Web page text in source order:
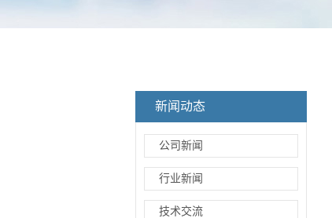
新闻动态
公司新闻
行业新闻
技术交流